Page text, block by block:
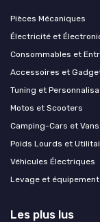
Pièces Mécaniques
Électricité et
Consommables et
Accessoires et
Tuning et
Motos et Scooters
Camping-Cars et
Poids Lourds et
Véhicules Électriques
Levage et
Les plus lus